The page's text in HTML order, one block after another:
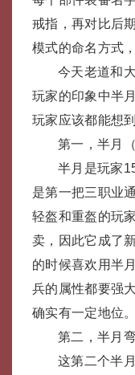
戒指，再对比后
模式的命名方式
今天老道和
玩家的印象中半
玩家应该都能想
第一，半月
半月是玩家
是第一把三职业
轻盔和重盔的玩
卖，因此它成了
的时候喜欢用半
兵的属性都要强
确实有一定地位。
第二，半月
这第二个半